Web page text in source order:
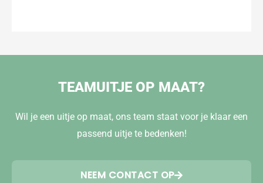
TEAMUITJE OP MAAT?
Wil je een uitje op maat, ons team staat voor je klaar een
passend uitje te bedenken!
NEEM CONTACT OP